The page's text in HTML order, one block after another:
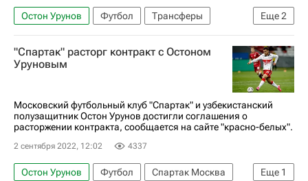
Еще2
Остон Урунов Футбол
Трансферы
Урал
Спартак Москва
"Спартак" расторг контракт с Остоном
Уруновым
Московский футбольный клуб "Спартак" и узбекистанский
полузащитник Остон Урунов достигли соглашения о
расторжении контракта, сообщается на сайте "красно-белых".
2 сентября 2022, 12:02 4337
Еще 1
Остон Урунов Футбол
Спартак Москва